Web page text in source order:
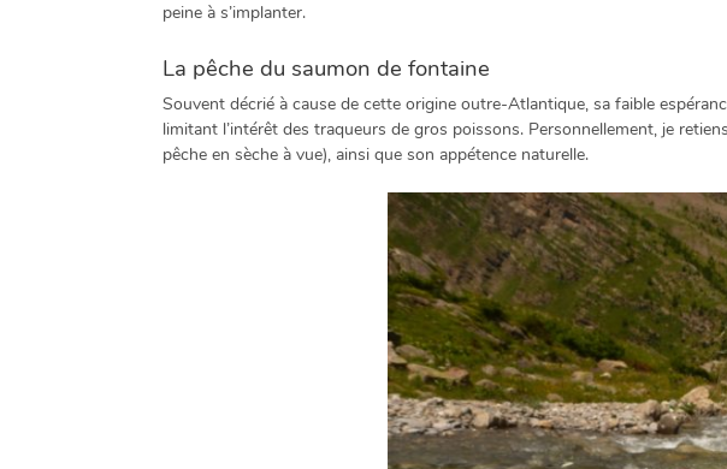
peine à s’implanter.
La pêche du saumon de fontaine
Souvent décrié à cause de cette origine outre-Atlantique, sa faible
limitant l’intérêt des traqueurs de gros poissons. Personnellement, je
pêche en sèche à vue), ainsi que son appétence naturelle.